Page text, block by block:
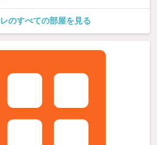
のすべての部屋を見る